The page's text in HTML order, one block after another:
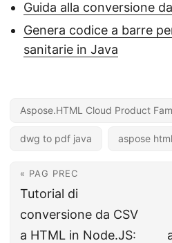
Guida alla conversione
Genera codice a barre
sanitarie in Java
Aspose.HTML Cloud Product
dwg to pdf java aspose html
« PAG PREC
Tutorial di
conversione da CSV
a HTML in Node.JS: